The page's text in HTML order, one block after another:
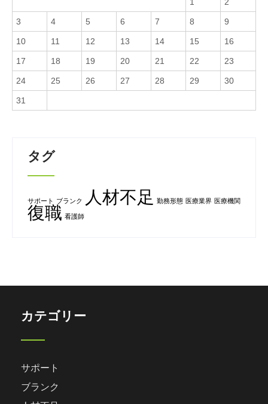
3 4 5 6 7 8 9
10 11 12 13 14 15 16
17 18 19 20 21 22 23
24 25 26 27 28 29 30
31
タグ
サポート ブランク 人材不足 勤務形態 医療業界 医療機関
復職 看護師
カテゴリー
サポート
ブランク